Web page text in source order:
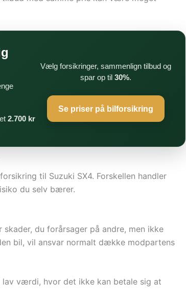
2.700 kr
Vælg forsikringer, sammenlign tilbud og
spar op til30%.
Se priser på bilforsikring
til Suzuki SX4. Forskellen handler
du selv bærer.
du forårsager på andre, men ikke
bil, vil ansvar normalt dække modpartens
værdi, hvor det ikke kan betale sig at